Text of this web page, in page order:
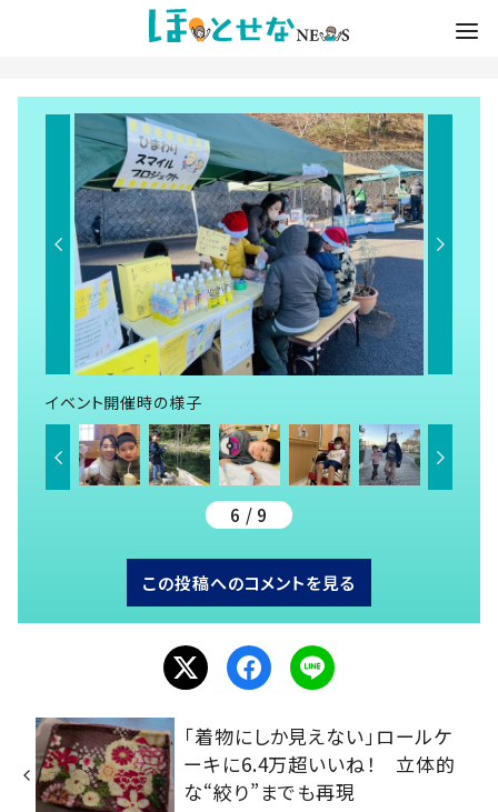
イベント開催時の様子
6 / 9
この投稿へのコメントを見る
「着物にしか見えない」ロールケ
ーキに6.4万超いいね！ 立体的
な“絞り”までも再現